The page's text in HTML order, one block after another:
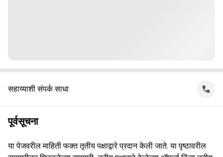
सहाय्याशी संपर्क साधा
पूर्वसूचना
या पेजवरील माहिती फक्त तृतीय पक्षाद्वारे प्रदान केली जाते. या पृष्ठावरील